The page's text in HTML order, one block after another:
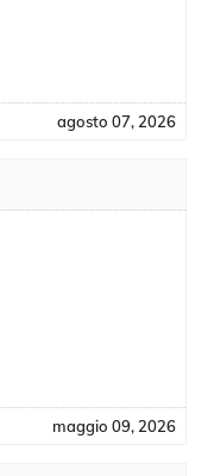
agosto 07, 2026
maggio 09, 2026